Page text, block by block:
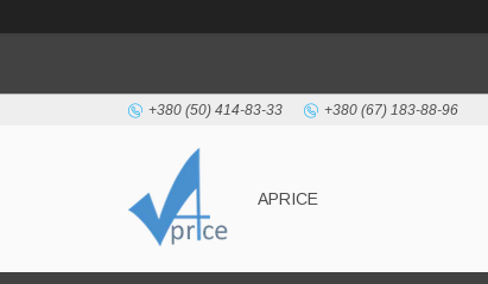
+380 (50) 414-83-33 +380 (67) 183-88-96
APRICE